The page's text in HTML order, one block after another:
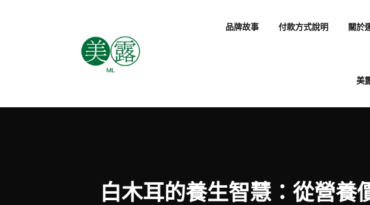
品牌故事 付款方式說明 關於
美
白木耳的養生智慧：從營